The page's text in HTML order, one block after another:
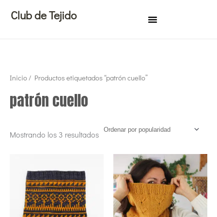
contenido
Club de Tejido
Inicio/ Productos etiquetados “patrón cuello”
patrón cuello
Mostrando los 3 resultados
Ordenado
por